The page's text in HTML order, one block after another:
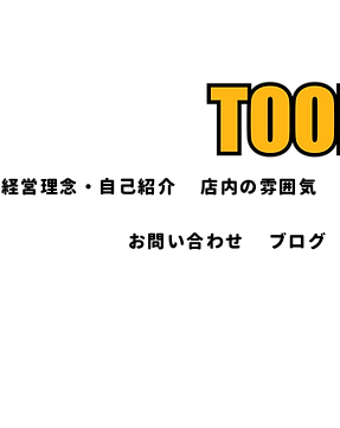
経営理念・自己紹介 店内の雰囲気
お問い合わせ ブログ